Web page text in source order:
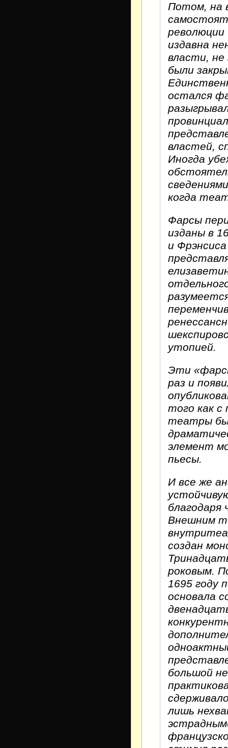
Потом, на
издавна
власти, не
были
остался
властей,
Иногда
когда
Фарсы
изданы в
и
утопией.
Эти
раз и
того как с
театры
элемент
пьесы.
И все же
благодаря
Внешним
создан
роковым.
1695 году
основала
большой
лишь